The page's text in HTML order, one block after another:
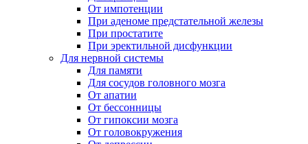
От импотенции
При аденоме предстательной железы
При простатите
При эректильной дисфункции
Для нервной системы
Для памяти
Для сосудов головного мозга
От апатии
От бессонницы
От гипоксии мозга
От головокружения